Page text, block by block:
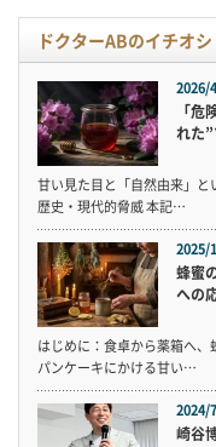
ドクターABのイチオシ
2026/
「
れた
甘い見た目と「自然由来」と
歴史・現代的脅威 本記…
2025/
蜂蜜
への
はじめに：食卓から薬箱へ
パンケーキにかける甘い…
2024/
崎谷